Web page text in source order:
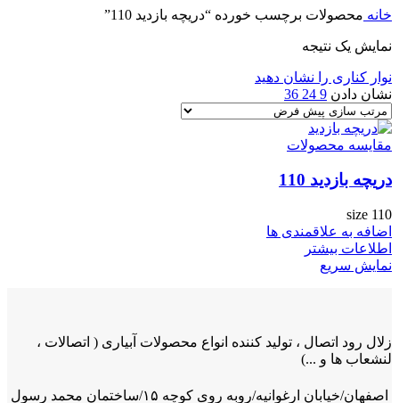
خانه محصولات برچسب خورده “دریچه بازدید 110”
نمایش یک نتیجه
نوار کناری را نشان دهید
نشان دادن 9
24
36
مقایسه محصولات
دریچه بازدید 110
size 110
اضافه به علاقمندی ها
اطلاعات بیشتر
نمایش سریع
زلال رود اتصال ، تولید کننده انواع محصولات آبیاری ( اتصالات ،
لنشعاب ها و ...)
اصفهان/خیابان ارغوانیه/روبه روی کوچه ۱۵/ساختمان محمد رسول